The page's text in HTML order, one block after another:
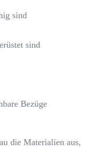
sind
sind
Bezüge
die Materialien aus,